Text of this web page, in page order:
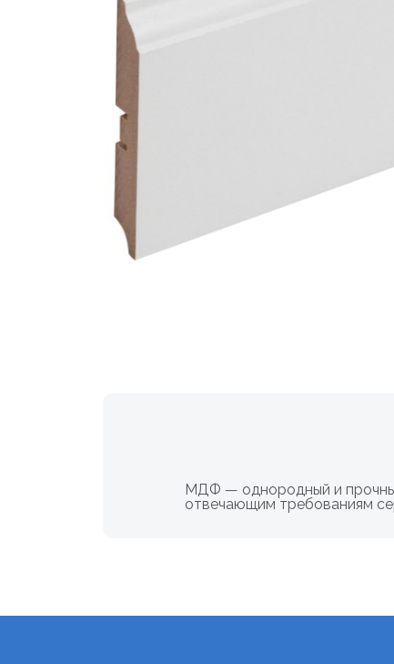
МДФ — однородный и
отвечающим требованиям